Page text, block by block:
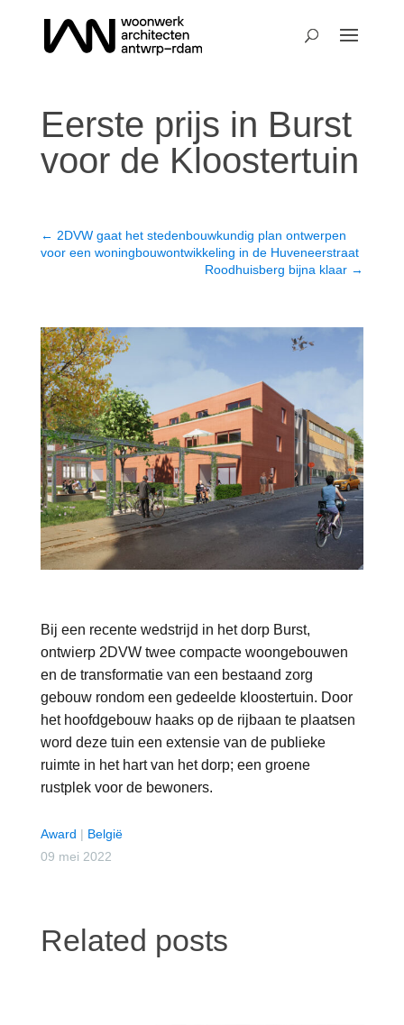
Eerste prijs in Burst
voor de Kloostertuin
← 2DVW gaat het stedenbouwkundig plan ontwerpen
voor een woningbouwontwikkeling in de Huveneerstraat
Roodhuisberg bijna klaar →
Bij een recente wedstrijd in het dorp Burst,
ontwierp 2DVW twee compacte woongebouwen
en de transformatie van een bestaand zorg
gebouw rondom een gedeelde kloostertuin. Door
het hoofdgebouw haaks op de rijbaan te plaatsen
word deze tuin een extensie van de publieke
ruimte in het hart van het dorp; een groene
rustplek voor de bewoners.
Award | België
09 mei 2022
Related posts